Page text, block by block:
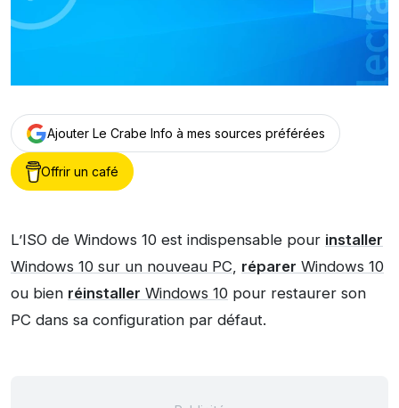
Ajouter Le Crabe Info à mes sources préférées
Offrir un café
L’ISO de Windows 10 est indispensable pour installer
Windows 10 sur un nouveau PC, réparer Windows 10
ou bien réinstaller Windows 10 pour restaurer son
PC dans sa configuration par défaut.